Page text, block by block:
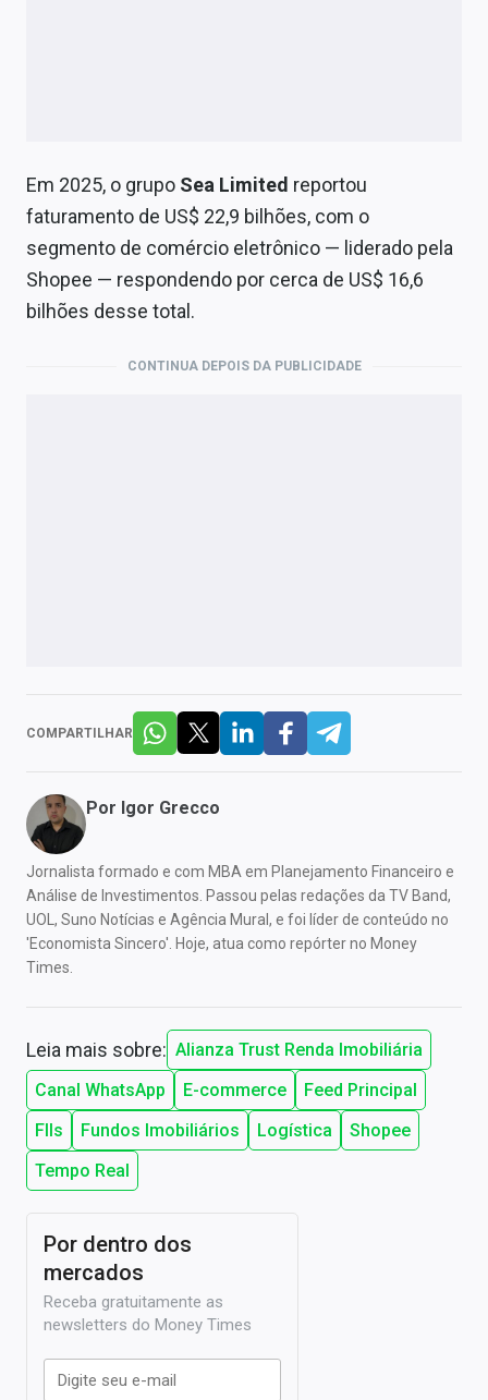
Em 2025, o grupo Sea Limited reportou
faturamento de US$ 22,9 bilhões, com o
segmento de comércio eletrônico — liderado pela
Shopee — respondendo por cerca de US$ 16,6
bilhões desse total.
CONTINUA DEPOIS DA PUBLICIDADE
COMPARTILHAR
Por Igor Grecco
Jornalista formado e com MBA em Planejamento Financeiro e
Análise de Investimentos. Passou pelas redações da TV Band,
UOL, Suno Notícias e Agência Mural, e foi líder de conteúdo no
'Economista Sincero'. Hoje, atua como repórter no Money
Times.
Leia mais sobre: Alianza Trust Renda Imobiliária
Canal WhatsApp
E-commerce
Feed Principal
FIIs
Fundos Imobiliários Logística
Shopee
Tempo Real
Por dentro dos
mercados
Receba gratuitamente as
newsletters do Money Times